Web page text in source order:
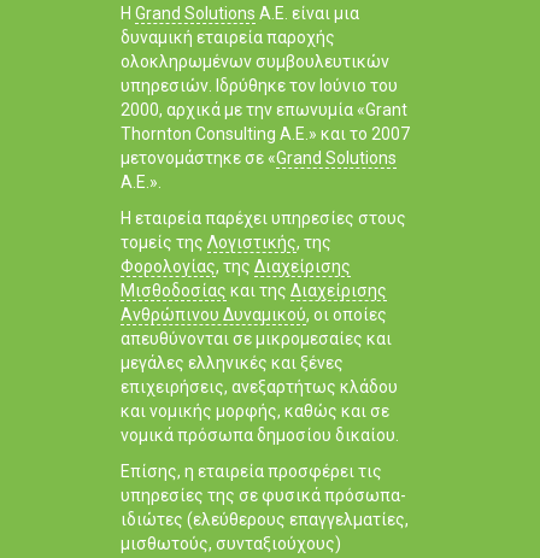
Η Grand Solutions A.E. είναι μια
δυναμική εταιρεία παροχής
ολοκληρωμένων συμβουλευτικών
υπηρεσιών. Ιδρύθηκε τον Ιούνιο του
2000, αρχικά με την επωνυμία «Grant
Thornton Consulting Α.Ε.» και το 2007
μετονομάστηκε σε «Grand Solutions
Α.Ε.».
Η εταιρεία παρέχει υπηρεσίες στους
τομείς της Λογιστικής, της
Φορολογίας, της Διαχείρισης
Μισθοδοσίας και της Διαχείρισης
Ανθρώπινου Δυναμικού, οι οποίες
απευθύνονται σε μικρομεσαίες και
μεγάλες ελληνικές και ξένες
επιχειρήσεις, ανεξαρτήτως κλάδου
και νομικής μορφής, καθώς και σε
νομικά πρόσωπα δημοσίου δικαίου.
Επίσης, η εταιρεία προσφέρει τις
υπηρεσίες της σε φυσικά πρόσωπα-
ιδιώτες (ελεύθερους επαγγελματίες,
μισθωτούς, συνταξιούχους)